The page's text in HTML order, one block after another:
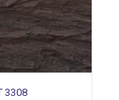
3308